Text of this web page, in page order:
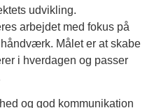
udvikling.
arbejdet med fokus på
Målet er at skabe
i hverdagen og passer
og god kommunikation